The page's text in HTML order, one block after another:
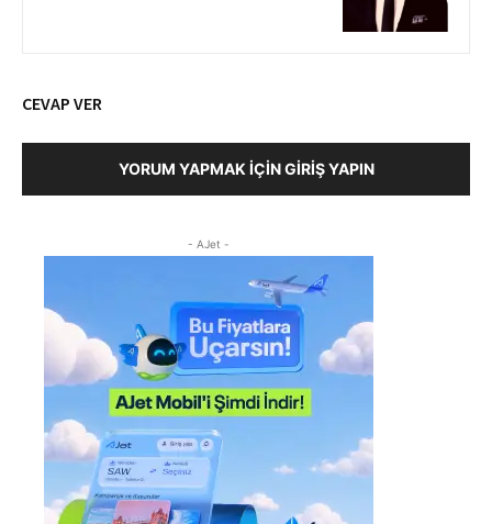
CEVAP VER
YORUM YAPMAK İÇIN GIRIŞ YAPIN
- AJet -